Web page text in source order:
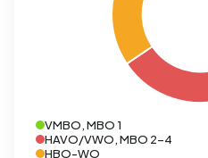
VMBO, MBO 1
HAVO/VWO, MBO 2-4
HBO-WO